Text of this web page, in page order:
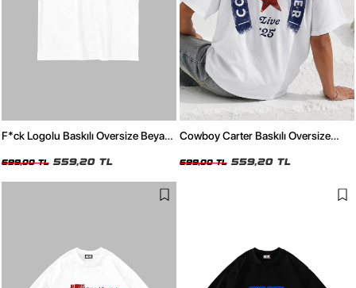
F*ck Logolu Baskılı Oversize Beyaz
699,00 TL 559,20 TL
Cowboy Carter Baskılı Oversize
699,00 TL 559,20 TL